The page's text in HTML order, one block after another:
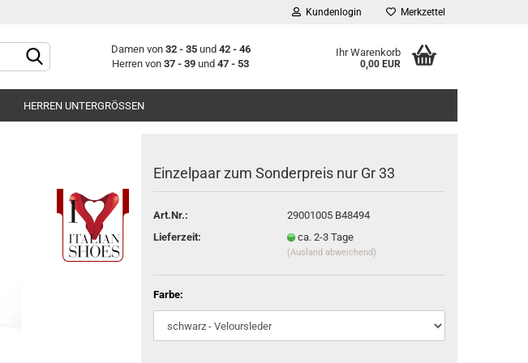
Kundenlogin
Konto erstellen
Merkzettel
Damen von 32 - 35und 42 - 46
Herren von37 - 39 und47 - 53
Ihr Warenkorb
0,00 EUR
HERREN UNTERGRÖSSEN
Einzelpaar zum Sonderpreis nur Gr 33
Art.Nr.:
29001005 B48494
Lieferzeit:
ca. 2-3 Tage
(Ausland abweichend)
Farbe: